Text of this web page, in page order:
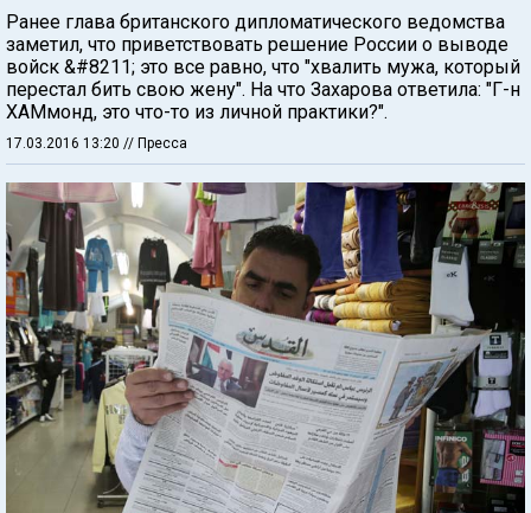
Ранее глава британского дипломатического ведомства
заметил, что приветствовать решение России о выводе
войск &#8211; это все равно, что "хвалить мужа, который
перестал бить свою жену". На что Захарова ответила: "Г-н
ХАМмонд, это что-то из личной практики?".
17.03.2016 13:20 // Пресса